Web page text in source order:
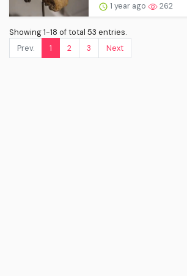
1 year ago 262
Showing 1-18 of total 53 entries.
Prev.
1 2 3 Next